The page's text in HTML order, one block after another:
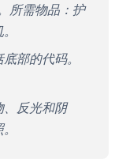
所需物品：护
部的代码。
、反光和阴